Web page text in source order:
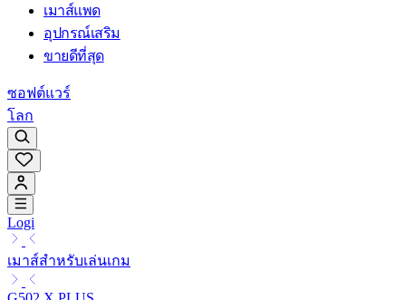
เมาส์แพด
อุปกรณ์เสริม
ขายดีที่สุด
ซอฟต์แวร์
โลก
Logi
เมาส์สำหรับเล่นเกม